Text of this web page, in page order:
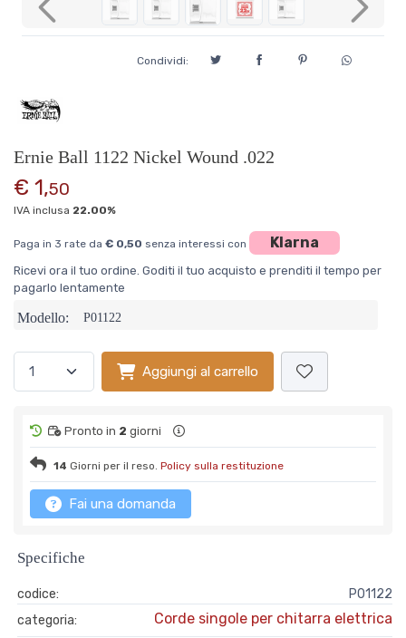
Previous Next
Condividi:
Ernie Ball 1122 Nickel Wound .022
€ 1,50
IVA inclusa 22.00%
Paga in 3 rate da € 0,50 senza interessi con Klarna
Ricevi ora il tuo ordine. Goditi il tuo acquisto e prenditi il tempo per
pagarlo lentamente
Modello: P01122
Aggiungi al carrello
Pronto in 2 giorni
14 Giorni per il reso. Policy sulla restituzione
Fai una domanda
Specifiche
codice:
P01122
categoria:
Corde singole per chitarra elettrica